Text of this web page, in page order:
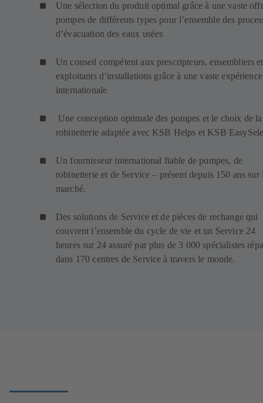
Une sélection du produit optimal grâce à une vaste
pompes de différents types pour l’ensemble des
d’évacuation des eaux usées
Un conseil compétent aux prescripteurs, ensembliers et
exploitants d’installations grâce à une vaste expérience
internationale
Une conception optimale des pompes et le choix de la
robinetterie adaptée avec KSB Helps et KSB
Un fournisseur international fiable de pompes, de
robinetterie et de Service – présent depuis 150 ans sur
marché.
Des solutions de Service et de pièces de rechange qui
couvrent l’ensemble du cycle de vie et un Service 24
heures sur 24 assuré par plus de 3 000 spécialistes
dans 170 centres de Service à travers le monde.